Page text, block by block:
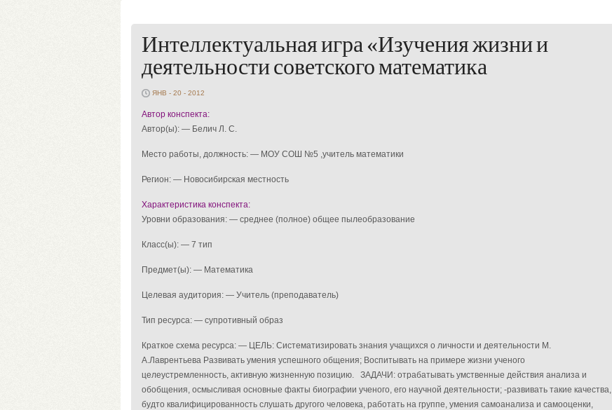
Интеллектуальная игра «Изучения жизни и
деятельности советского математика
ЯНВ - 20 - 2012
Автор конспекта:
Автор(ы): — Белич Л. С.
Место работы, должность: — МОУ СОШ №5 ,учитель математики
Регион: — Новосибирская местность
Характеристика конспекта:
Уровни образования: — среднее (полное) общее пылеобразование
Класс(ы): — 7 тип
Предмет(ы): — Математика
Целевая аудитория: — Учитель (преподаватель)
Тип ресурса: — супротивный образ
Краткое схема ресурса: — ЦЕЛЬ: Систематизировать знания учащихся о личности и деятельности М.
А.Лаврентьева Развивать умения успешного общения; Воспитывать на примере жизни ученого
целеустремленность, активную жизненную позицию. ЗАДАЧИ: отрабатывать умственные действия анализа и
обобщения, осмысливая основные факты биографии ученого, его научной деятельности; -развивать такие качества,
будто квалифицированность слушать другого человека, работать на группе, умения самоанализа и самооценки,